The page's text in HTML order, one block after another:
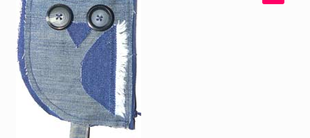
Afrekenen
Over Toetie & Zo
Gastenboek